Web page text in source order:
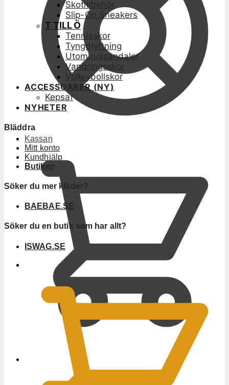
Kassan
Skotillbehör
Slip-On Sneakers
T TILL Ö
Tennisskor
Tyngdlyftning
Utomhussandaler
Vandringsskor
Volleybollskor
ACCESSOARER (NY)
Kepsar
NYHETER
Bläddra
Mitt konto
Kundhjälp
Butiken
Söker du mer kläder?
BAEBAE.SE
Söker du en butik som har allt?
ISWAG.SE